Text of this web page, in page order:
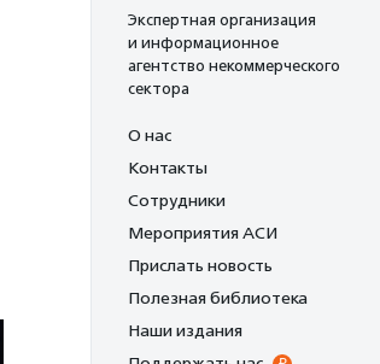
Экспертная организация
и информационное
агентство некоммерческого
сектора
О нас
Контакты
Сотрудники
Мероприятия АСИ
Прислать новость
Полезная библиотека
Наши издания